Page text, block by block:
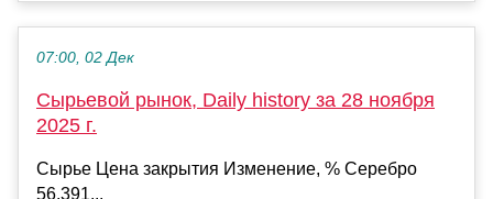
07:00, 02 Дек
Сырьевой рынок, Daily history за 28 ноября
2025 г.
Сырье Цена закрытия Изменение, % Серебро
56.391...